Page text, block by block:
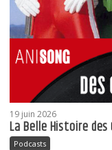
19 juin 2026
La Belle Histoire
Podcasts